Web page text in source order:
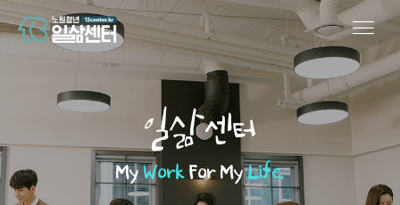
일삶센터
MyWorkFor MyLife.